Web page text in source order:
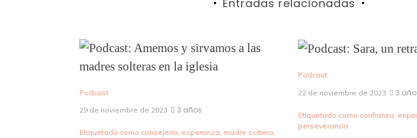
Entradas relacionadas
Podcast
29 de noviembre de 2023
3 años
Etiquetado como consejeria, esperanza, madre soltera,
Podcast
22 de noviembre de 2023
3
Etiquetado como confianza,
perseverancia